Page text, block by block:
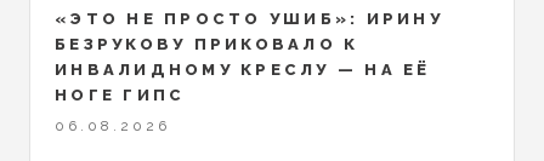
«ЭТО НЕ ПРОСТО УШИБ»: ИРИНУ
БЕЗРУКОВУ ПРИКОВАЛО К
ИНВАЛИДНОМУ КРЕСЛУ — НА ЕЁ
НОГЕ ГИПС
06.08.2026